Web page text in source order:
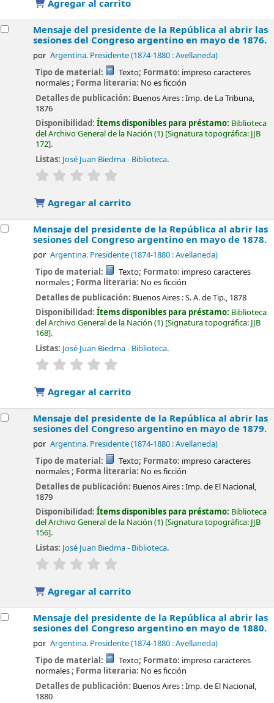
Agregar al carrito
Mensaje del presidente de la República al abrir las
sesiones del Congreso argentino en mayo de 1876.
por Argentina. Presidente (1874-1880 : Avellaneda)
Tipo de material: Texto; Formato: impreso caracteres
normales; Forma literaria: No es ficción
Detalles de publicación: Buenos Aires :Imp. de La Tribuna,
1876
Disponibilidad:Ítems disponibles para préstamo: Biblioteca
del Archivo General de la Nación (1) Signatura topográfica: JJB
172 .
Listas: José Juan Biedma - Biblioteca.
valoración
Agregar al carrito
Mensaje del presidente de la República al abrir las
sesiones del Congreso argentino en mayo de 1878.
por Argentina. Presidente (1874-1880 : Avellaneda)
Tipo de material: Texto; Formato: impreso caracteres
normales; Forma literaria: No es ficción
Detalles de publicación: Buenos Aires :S. A. de Tip., 1878
Disponibilidad:Ítems disponibles para préstamo: Biblioteca
del Archivo General de la Nación (1) Signatura topográfica: JJB
168 .
Listas: José Juan Biedma - Biblioteca.
valoración
Agregar al carrito
Mensaje del presidente de la República al abrir las
sesiones del Congreso argentino en mayo de 1879.
por Argentina. Presidente (1874-1880 : Avellaneda)
Tipo de material: Texto; Formato: impreso caracteres
normales; Forma literaria: No es ficción
Detalles de publicación: Buenos Aires :Imp. de El Nacional,
1879
Disponibilidad:Ítems disponibles para préstamo: Biblioteca
del Archivo General de la Nación (1) Signatura topográfica: JJB
156 .
Listas: José Juan Biedma - Biblioteca.
valoración
Agregar al carrito
Mensaje del presidente de la República al abrir las
sesiones del Congreso argentino en mayo de 1880.
por Argentina. Presidente (1874-1880 : Avellaneda)
Tipo de material: Texto; Formato: impreso caracteres
normales; Forma literaria: No es ficción
Detalles de publicación: Buenos Aires :Imp. de El Nacional,
1880